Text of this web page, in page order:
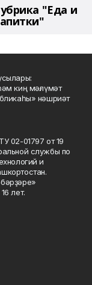
"Еда и
киң мәғлүмәт
нәшриәт
02-01797 от 19
службы по
и
лет.